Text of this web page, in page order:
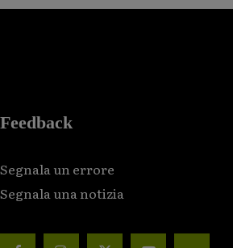
Feedback
Segnala un errore
Segnala una notizia